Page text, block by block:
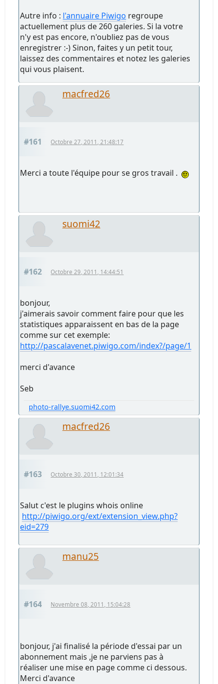
Autre info : l'annuaire Piwigo regroupe
actuellement plus de 260 galeries. Si la votre
n'y est pas encore, n'oubliez pas de vous
enregistrer :-) Sinon, faites y un petit tour,
laissez des commentaires et notez les galeries
qui vous plaisent.
macfred26
#161 Octobre 27, 2011, 21:48:17
Merci a toute l'équipe pour se gros travail .
suomi42
#162 Octobre 29, 2011, 14:44:51
bonjour,
j'aimerais savoir comment faire pour que les
statistiques apparaissent en bas de la page
comme sur cet exemple:
http://pascalavenet.piwigo.com/index?/page/1
merci d'avance
Seb
photo-rallye.suomi42.com
macfred26
#163 Octobre 30, 2011, 12:01:34
Salut c'est le plugins whois online
http://piwigo.org/ext/extension_view.php?
eid=279
manu25
#164 Novembre 08, 2011, 15:04:28
bonjour, j'ai finalisé la période d'essai par un
abonnement mais ,je ne parviens pas à
réaliser une mise en page comme ci dessous.
Merci d'avance